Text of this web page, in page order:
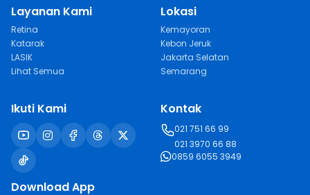
Layanan Kami
Retina
Katarak
LASIK
Lihat Semua
Lokasi
Kemayoran
Kebon Jeruk
Jakarta Selatan
Semarang
Ikuti Kami Kontak
021 751 66 99
021 3970 66 88
0859 6055 3949
Download App